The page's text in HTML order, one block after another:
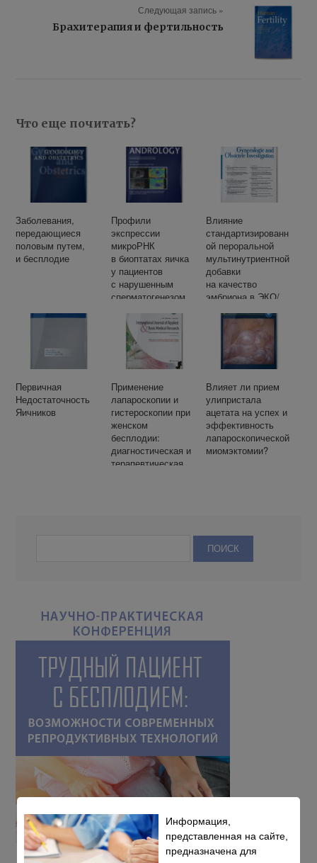
Следующая запись »
Брахитерапия и фертильность
Что еще почитать?
Заболевания,
передающиеся
половым путем,
и бесплодие
Профили
экспрессии
микроРНК
в биоптатах яичка
у пациентов
с нарушенным
сперматогенезом
Влияние
стандартизированн
ой пероральной
мультинутриентной
добавки
на качество
эмбриона в ЭКО/
проспективное
рандомизированно
е исследование.
Первичная
Недостаточность
Яичников
Применение
лапароскопии и
гистероскопии при
женском
бесплодии:
диагностическая и
терапевтическая
Влияет ли прием
улипристала
ацетата на успех и
эффективность
лапароскопической
миомэктомии?
Информация,
представленная на сайте,
предназначена для